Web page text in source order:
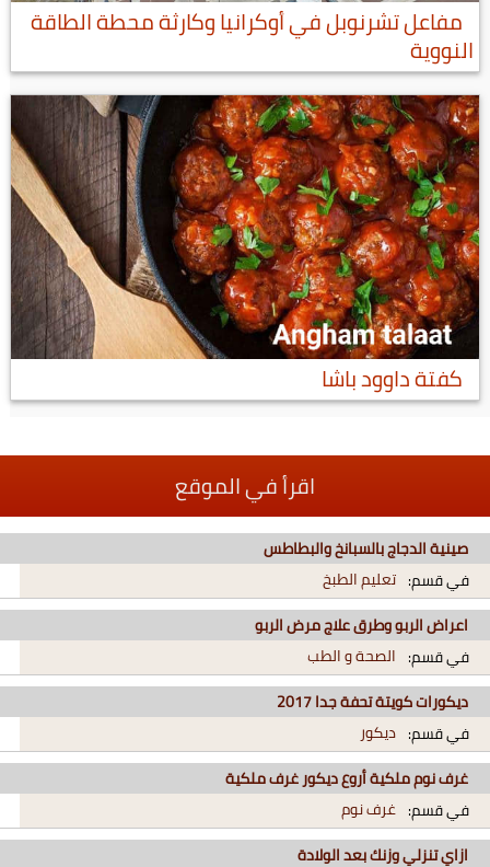
مفاعل تشرنوبل في أوكرانيا وكارثة محطة الطاقة
النووية
كفتة داوود باشا
اقرأ في الموقع
صينية الدجاج بالسبانخ والبطاطس
في قسم: تعليم الطبخ
اعراض الربو وطرق علاج مرض الربو
في قسم: الصحة و الطب
ديكورات كويتة تحفة جدا 2017
في قسم: ديكور
غرف نوم ملكية أروع ديكور غرف ملكية
في قسم: غرف نوم
ازاي تنزلي وزنك بعد الولادة